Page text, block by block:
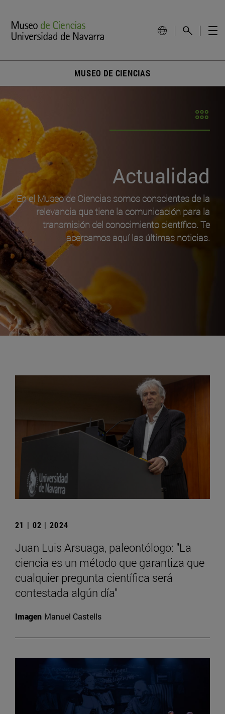
MUSEO DE CIENCIAS
Actualidad
En el Museo de Ciencias somos conscientes de la
relevancia que tiene la comunicación para la
transmisión del conocimiento científico. Te
acercamos aquí las últimas noticias.
21 | 02 | 2024
Juan Luis Arsuaga, paleontólogo: "La
ciencia es un método que garantiza que
cualquier pregunta científica será
contestada algún día"
Imagen Manuel Castells